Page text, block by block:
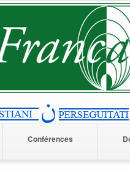
Conférences